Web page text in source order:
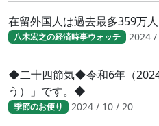
在留外国人は過去最多359万人
八木宏之の経済時事ウォッチ 2024
◆二十四節気◆令和6年（
う）」です。◆
季節のお便り 2024 / 10 / 20